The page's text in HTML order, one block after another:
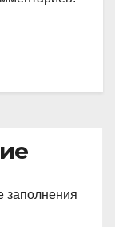
заполнения